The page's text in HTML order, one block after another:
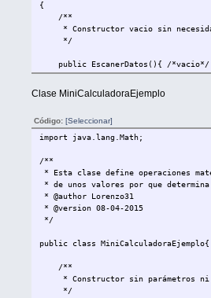
{
/**
* Constructor vacio sin
*/
public EscanerDatos(){ /
/**
* Método que recoge datos por
*/
public double getDouble(){
double valor = 0;
do{
try{
Scanner escaner = new
valor =
}
return valor;
Clase MiniCalculadoraEjemplo
Código: [Seleccionar]
import java.lang.Math;
/**
* Esta clase define operaciones
* de unos valores por que
* @author Lorenzo31
* @version 08-04-2015
*/
public class MiniCalculadoraEjemplo{
/**
* Constructor sin parámetros ni
*/